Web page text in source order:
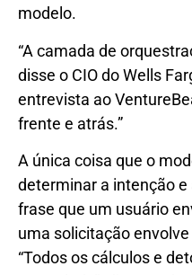
modelo.
“A camada de
disse o CIO do Wells
entrevista ao
frente e atrás.”
A única coisa que o
determinar a intenção
frase que um usuário
uma solicitação
“Todos os cálculos e